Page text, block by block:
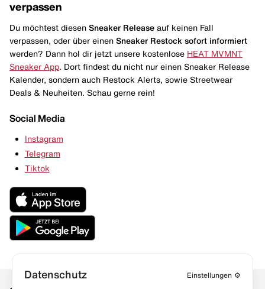
verpassen
Du möchtest diesen Sneaker Release auf keinen Fall
verpassen, oder über einen Sneaker Restock sofort informiert
werden? Dann hol dir jetzt unsere kostenlose HEAT MVMNT
Sneaker App . Dort findest du nicht nur einen Sneaker Release
Kalender, sondern auch Restock Alerts, sowie Streetwear
Deals & Neuheiten. Schau gerne rein!
Social Media
Instagram
Telegram
Tiktok
Datenschutz Einstellungen ⚙️